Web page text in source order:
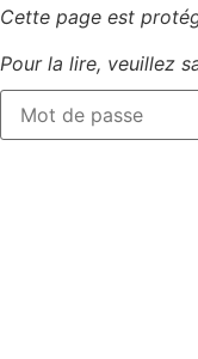
Cette page est
Pour la lire, veuillez